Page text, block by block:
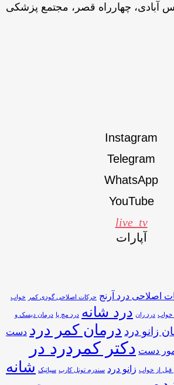
آبادی، چهارراه قصر، مجتمع پزشکی
Instagram
Telegram
WhatsApp
YouTube
live_tv
آپارات
اصلاحی درد آرنج حرکات اصلاحی گودی کمر خواب
خواب درد ران درد شانه درد مچ پا درمان دیسک و
زانو درد درمان کمر درد دست
دست دکتر کمردرد در
از خواب زانو درد سندرم تونل کارپ سیاتیک شانه